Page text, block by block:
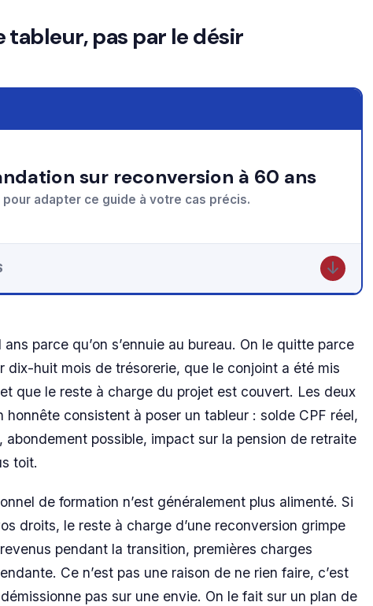
tableur, pas par le désir
sur reconversion à 60 ans
adapter ce guide à votre cas précis.
↓
parce qu’on s’ennuie au bureau. On le quitte parce
dix-huit mois de trésorerie, que le conjoint a été mis
que le reste à charge du projet est couvert. Les deux
honnête consistent à poser un tableur : solde CPF réel,
possible, impact sur la pension de retraite
toit.
de formation n’est généralement plus alimenté. Si
droits, le reste à charge d’une reconversion grimpe
pendant la transition, premières charges
Ce n’est pas une raison de ne rien faire, c’est
pas sur une envie. On le fait sur un plan de